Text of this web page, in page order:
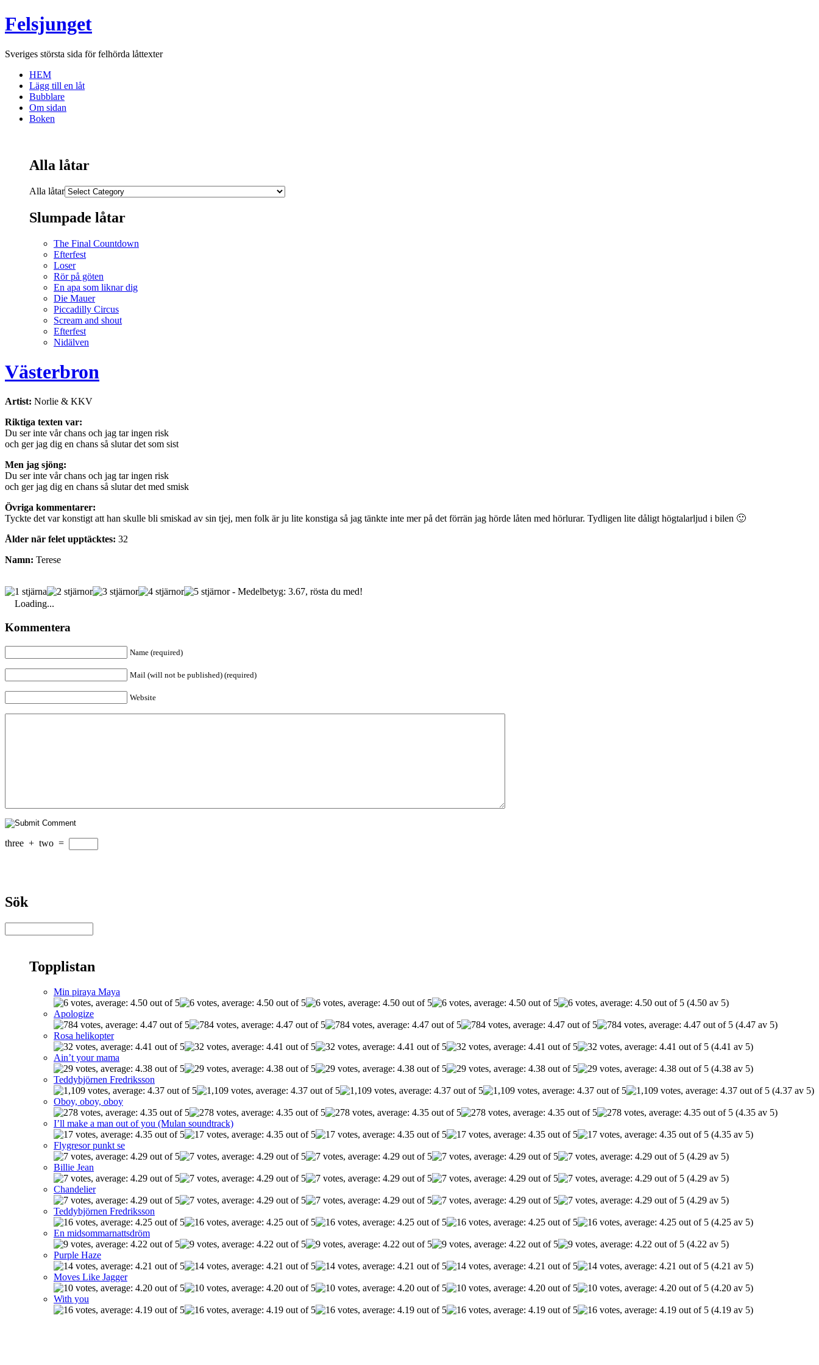
Felsjunget
Sveriges största sida för felhörda låttexter
HEM
Lägg till en låt
Bubblare
Om sidan
Boken
Alla låtar
Alla låtar
Slumpade låtar
The Final Countdown
Efterfest
Loser
Rör på göten
En apa som liknar dig
Die Mauer
Piccadilly Circus
Scream and shout
Efterfest
Nidälven
Västerbron
Artist: Norlie & KKV
Riktiga texten var:
Du ser inte vår chans och jag tar ingen risk
och ger jag dig en chans så slutar det som sist
Men jag sjöng:
Du ser inte vår chans och jag tar ingen risk
och ger jag dig en chans så slutar det med smisk
Övriga kommentarer:
Tyckte det var konstigt att han skulle bli smiskad av sin tjej, men folk är ju lite konstiga så jag tänkte inte mer på det förrän jag hörde låten med hörlurar. Tydligen lite dåligt högtalarljud i bilen 🙂
Ålder när felet upptäcktes: 32
Namn: Terese
- Medelbetyg: 3.67, rösta du med!
Loading...
Kommentera
Name (required)
Mail (will not be published) (required)
Website
three + two =
Sök
Topplistan
Min piraya Maya
(4.50 av 5)
Apologize
(4.47 av 5)
Rosa helikopter
(4.41 av 5)
Ain’t your mama
(4.38 av 5)
Teddybjörnen Fredriksson
(4.37 av 5)
Oboy, oboy, oboy
(4.35 av 5)
I’ll make a man out of you (Mulan soundtrack)
(4.35 av 5)
Flygresor punkt se
(4.29 av 5)
Billie Jean
(4.29 av 5)
Chandelier
(4.29 av 5)
Teddybjörnen Fredriksson
(4.25 av 5)
En midsommarnattsdröm
(4.22 av 5)
Purple Haze
(4.21 av 5)
Moves Like Jagger
(4.20 av 5)
With you
(4.19 av 5)